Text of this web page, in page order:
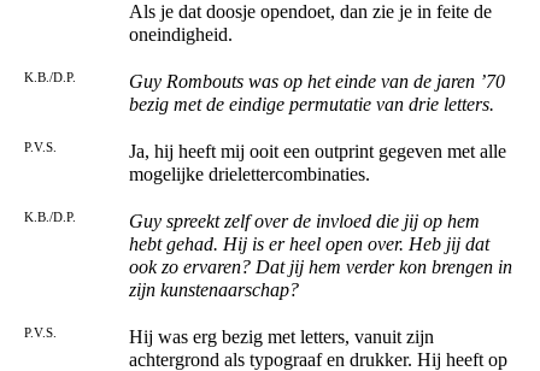
Als je dat doosje opendoet, dan zie je in feite de
oneindigheid.
K.B./D.P.
Guy Rombouts was op het einde van de jaren ’70
bezig met de eindige permutatie van drie letters.
P.V.S.
Ja, hij heeft mij ooit een outprint gegeven met alle
mogelijke drielettercombinaties.
K.B./D.P.
Guy spreekt zelf over de invloed die jij op hem
hebt gehad. Hij is er heel open over. Heb jij dat
ook zo ervaren? Dat jij hem verder kon brengen in
zijn kunstenaarschap?
P.V.S.
Hij was erg bezig met letters, vanuit zijn
achtergrond als typograaf en drukker. Hij heeft op